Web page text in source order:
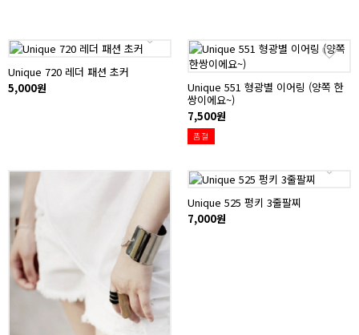
Unique 720 레더 패션 초커
5,000원
Unique 551 형광별 이어링 (양쪽 한
쌍이에요~)
7,500원
품절
Unique 525 펑키 3줄팔찌
7,000원